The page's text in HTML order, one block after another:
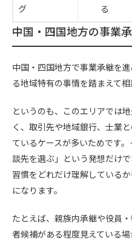
グ
る
中国・四国地方の事業
中国・四国地方で事業承継を
る地域特有の事情を踏まえて
というのも、このエリアでは
く、取引先や地域銀行、士業
ているケースが多いためです
談先を選ぶ」という発想だけ
習慣をどれだけ理解している
になります。
たとえば、親族内承継や役員
者候補がある程度見えている